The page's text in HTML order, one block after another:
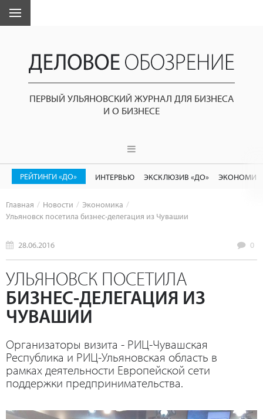
ПЕРВЫЙ УЛЬЯНОВСКИЙ ЖУРНАЛ ДЛЯ БИЗНЕСА
И О БИЗНЕСЕ
РЕЙТИНГИ «ДО» ИНТЕРВЬЮ ЭКСКЛЮЗИВ «ДО»
Главная Новости
Экономика
Ульяновск посетила бизнес-делегация из Чувашии
28.06.2016 0
УЛЬЯНОВСК ПОСЕТИЛА
БИЗНЕС-ДЕЛЕГАЦИЯ ИЗ
ЧУВАШИИ
Организаторы визита - РИЦ-Чувашская
Республика и РИЦ-Ульяновская область в
рамках деятельности Европейской сети
поддержки предпринимательства.